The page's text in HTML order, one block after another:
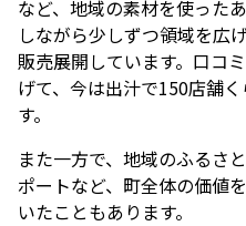
など、地域の素材を使った
しながら少しずつ領域を広
販売展開しています。口コ
げて、今は出汁で150店舗
す。
また一方で、地域のふるさ
ポートなど、町全体の価値
いたこともあります。